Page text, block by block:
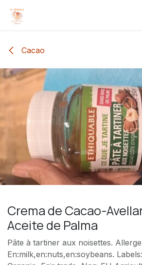
Cacao
Crema de Cacao-
Aceite de Palma
Pâte à tartiner aux noisettes.
En:milk,en:nuts,en:soybeans.